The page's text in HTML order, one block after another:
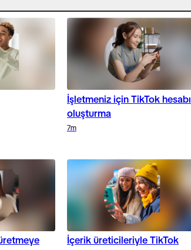
İşletmeniz için TikTok hesabı
oluşturma
7m
İçerik üreticileriyle TikTok